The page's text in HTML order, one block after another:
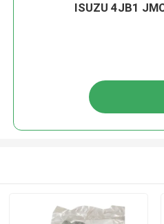
ISUZU 4JB1